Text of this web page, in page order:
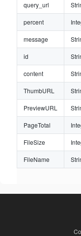
query_url
percent
message
id
content
ThumbURL
PreviewURL
PageTotal
FileSize
FileName